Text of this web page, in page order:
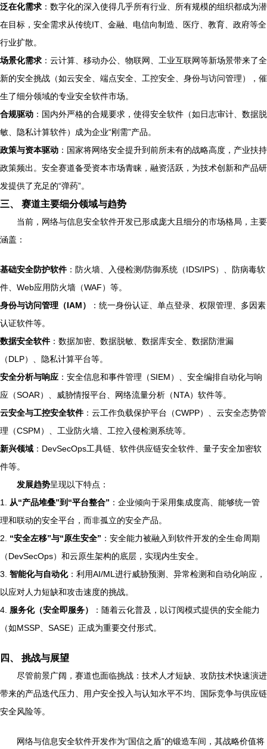
泛在化需求 ：数字化的深入使得几乎所有行业、所有规模的组织都成为潜
在目标，安全需求从传统IT、金融、电信向制造、医疗、教育、政府等全
行业扩散。
场景化需求 ：云计算、移动办公、物联网、工业互联网等新场景带来了全
新的安全挑战（如云安全、端点安全、工控安全、身份与访问管理），催
生了细分领域的专业安全软件市场。
合规驱动 ：国内外严格的合规要求，使得安全软件（如日志审计、数据脱
敏、隐私计算软件）成为企业“刚需”产品。
政策与资本驱动 ：国家将网络安全提升到前所未有的战略高度，产业扶持
政策频出。安全赛道备受资本市场青睐，融资活跃，为技术创新和产品研
发提供了充足的“弹药”。
三、 赛道主要细分领域与趋势
当前，网络与信息安全软件开发已形成庞大且细分的市场格局，主要
涵盖：
基础安全防护软件：防火墙、入侵检测/防御系统（IDS/IPS）、防病毒软
件、Web应用防火墙（WAF）等。
身份与访问管理（IAM）
：统一身份认证、单点登录、权限管理、多因素
认证软件等。
数据安全软件：数据加密、数据脱敏、数据库安全、数据防泄漏
（DLP）、隐私计算平台等。
安全分析与响应 ：安全信息和事件管理（SIEM）、安全编排自动化与响
应（SOAR）、威胁情报平台、网络流量分析（NTA）软件等。
云安全与工控安全软件：云工作负载保护平台（CWPP）、云安全态势管
理（CSPM）、工业防火墙、工控入侵检测系统等。
新兴领域 ：DevSecOps工具链、软件供应链安全软件、量子安全加密软
件等。
发展趋势呈现以下特点：
1. 从“产品堆叠”到“平台整合” ：企业倾向于采用集成度高、能够统一管
理和联动的安全平台，而非孤立的安全产品。
2. “安全左移”与“原生安全” ：安全能力被融入到软件开发的全生命周期
（DevSecOps）和云原生架构的底层，实现内生安全。
3. 智能化与自动化：利用AI/ML进行威胁预测、异常检测和自动化响应，
以应对人力短缺和攻击速度的挑战。
4. 服务化（安全即服务）
：随着云化普及，以订阅模式提供的安全能力
（如MSSP、SASE）正成为重要交付形式。
四、 挑战与展望
尽管前景广阔，赛道也面临挑战：技术人才短缺、攻防技术快速演进
带来的产品迭代压力、用户安全投入与认知水平不均、国际竞争与供应链
安全风险等。
网络与信息安全软件开发作为“国信之盾”的锻造车间，其战略价值将